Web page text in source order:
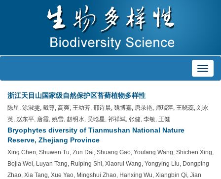
浙江天目山国家级自然保护区苔藓植物多样性
陈星, 涂淑雯, 戴尊, 高爽, 王幼芳, 邢诗晨, 魏博嘉, 唐录艳, 师瑞萍, 王晓蕊, 刘永
英, 赵东平, 唐霞, 姚雪, 赵明水, 吴晗星, 祁祥斌, 张健, 李敏, 王健
Bryophytes diversity of Tianmushan National Nature
Reserve, Zhejiang Province
Xing Chen, Shuwen Tu, Zun Dai, Shuang Gao, Youfang Wang, Shichen Xing,
Bojia Wei, Luyan Tang, Ruiping Shi, Xiaorui Wang, Yongying Liu, Dongping
Zhao, Xia Tang, Xue Yao, Mingshui Zhao, Hanxing Wu, Xiangbin Qi, Jian